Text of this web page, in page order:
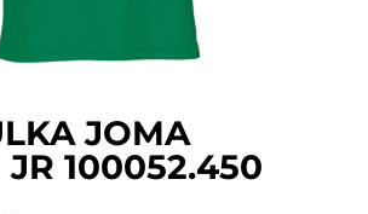
JOMA
JR 100052.450